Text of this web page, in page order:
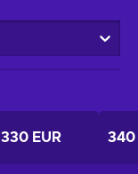
330 EUR 340